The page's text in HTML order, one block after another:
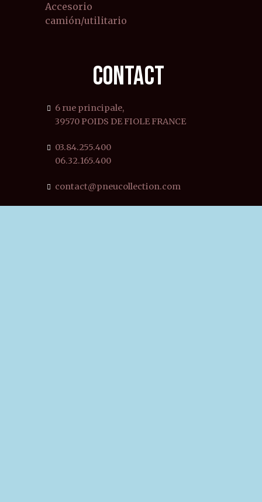
Accesorio
camión/utilitario
CONTACT
6 rue principale,
39570 POIDS DE FIOLE FRANCE
03.84.255.400
06.32.165.400
contact@pneucollection.com